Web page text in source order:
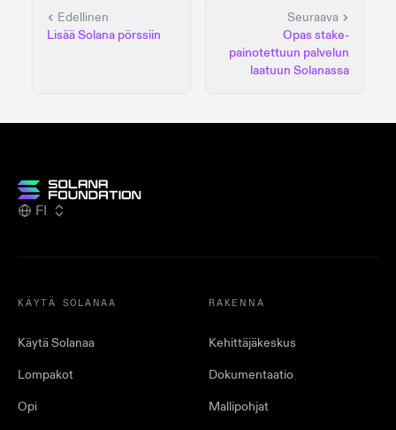
Edellinen
Lisää Solana pörssiin
Seuraava
Opas stake-
painotettuun palvelun
laatuun Solanassa
FI
KÄYTÄ SOLANAA
Käytä Solanaa
Lompakot
Opi
RAKENNA
Kehittäjäkeskus
Dokumentaatio
Mallipohjat